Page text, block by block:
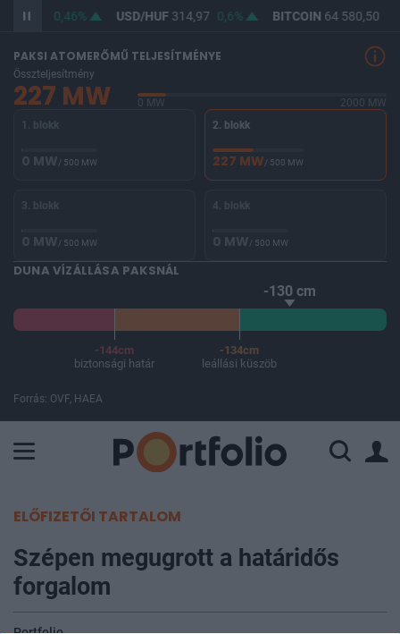
363,39 0,46% USD/HUF314,97 0,6% BITCOIN64 580,50
PAKSI ATOMERŐMŰ TELJESÍTMÉNYE
Összteljesítmény
227 MW 0 MW
2000 MW
1. blokk
0 MW/ 500 MW
2. blokk
227 MW/ 500 MW
3. blokk
0 MW/ 500 MW
4. blokk
0 MW/ 500 MW
DUNA VÍZÁLLÁSA PAKSNÁL
-130 cm
-144cm
biztonsági határ
-134cm
leállási küszöb
Forrás: OVF, HAEA
ELŐFIZETŐI TARTALOM
Szépen megugrott a határidős
forgalom